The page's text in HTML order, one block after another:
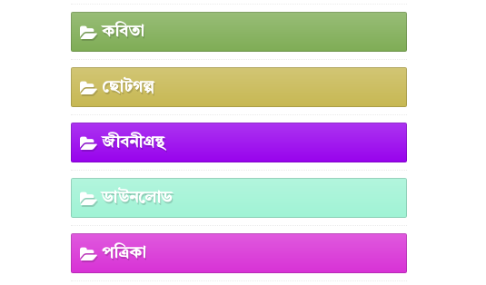
কবিতা
ছোটগল্প
জীবনীগ্রন্থ
ডাউনলোড
পত্রিকা